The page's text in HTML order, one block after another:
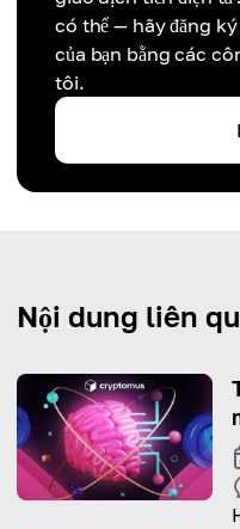
có thể — hãy đăng
của bạn bằng các
tôi.
Nội dung liên